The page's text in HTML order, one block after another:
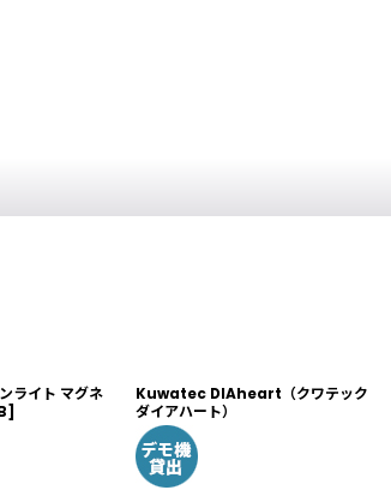
ライト マグネ
]
Kuwatec DIAheart（クワテック
ダイアハート）